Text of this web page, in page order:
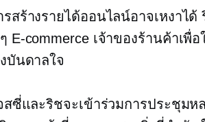
สร้างรายได้ออนไลน์อาจเหงาได้
E-commerceเจ้าของร้านค้าเพื่อ
บันดาลใจ
ซี่และริชจะเข้าร่วมการประชุมห